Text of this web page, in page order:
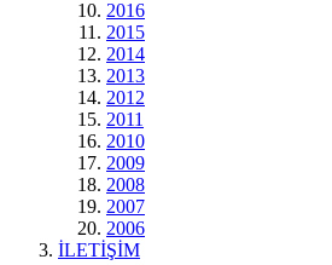
2016
2015
2014
2013
2012
2011
2010
2009
2008
2007
2006
İLETİŞİM